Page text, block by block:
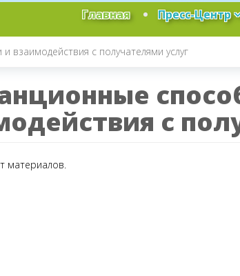
Главная Пресс-Центр
с получателями услуг
с
материалов.